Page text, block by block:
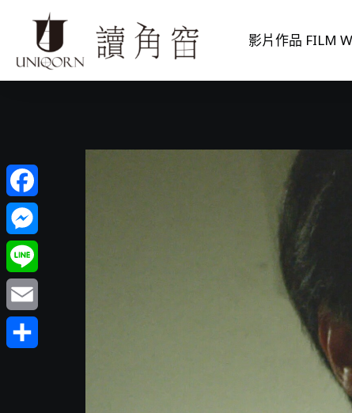
影片作品 FILM
Facebook
Messenger
Line
Email